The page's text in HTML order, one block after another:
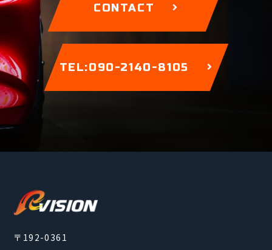
CONTACT
TEL:090-2140-8105
〒192-0361